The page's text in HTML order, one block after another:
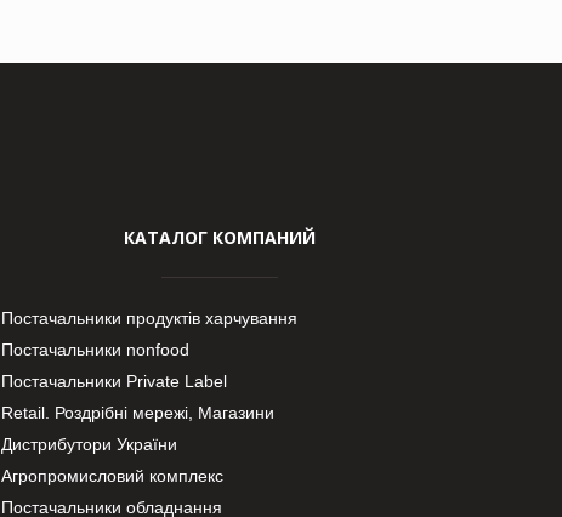
КАТАЛОГ КОМПАНИЙ
Постачальники продуктів харчування
Постачальники nonfood
Постачальники Private Label
Retail. Роздрібні мережі, Магазини
Дистрибутори України
Агропромисловий комплекс
Постачальники обладнання